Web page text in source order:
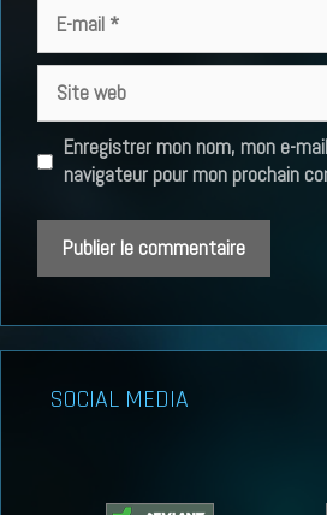
mail
web
Enregistrer mon nom, mon e-
navigateur pour mon prochain
SOCIAL MEDIA